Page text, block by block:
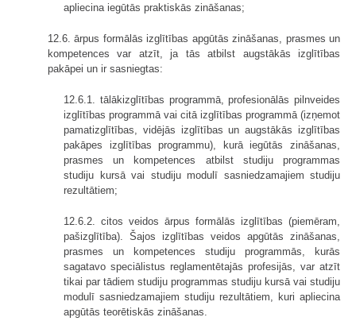
apliecina iegūtās praktiskās zināšanas;
12.6. ārpus formālās izglītības apgūtās zināšanas, prasmes un
kompetences var atzīt, ja tās atbilst augstākās izglītības
pakāpei un ir sasniegtas:
12.6.1. tālākizglītības programmā, profesionālās pilnveides
izglītības programmā vai citā izglītības programmā (izņemot
pamatizglītības, vidējās izglītības un augstākās izglītības
pakāpes izglītības programmu), kurā iegūtās zināšanas,
prasmes un kompetences atbilst studiju programmas
studiju kursā vai studiju modulī sasniedzamajiem studiju
rezultātiem;
12.6.2. citos veidos ārpus formālās izglītības (piemēram,
pašizglītība). Šajos izglītības veidos apgūtās zināšanas,
prasmes un kompetences studiju programmās, kurās
sagatavo speciālistus reglamentētajās profesijās, var atzīt
tikai par tādiem studiju programmas studiju kursā vai studiju
modulī sasniedzamajiem studiju rezultātiem, kuri apliecina
apgūtās teorētiskās zināšanas.